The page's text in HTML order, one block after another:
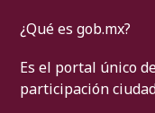
¿Qué es gob.mx?
Es el portal único
participación